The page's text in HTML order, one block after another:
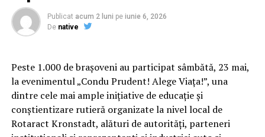
Din verificarile efectuate, inspectorii judiciari au
retinut ca sustinerile procurorului Pirlog, cuprinse in
comunicatul Asociatiei „Initiativa pentru Justitie” din
defaimator cu privire la activitatea procurorilor
Sectiei de Investigare a Infractiunilor din Justitie si,
ca atare, aduc atingere onoarei, probitatii
profesionale, precum si prestigiului justitiei.
Actiunea a fost inaintata Sectiei pentru procurori in
Publicat acum 2 luni pe iunie 6, 2026
De native
Peste 1.000 de brașoveni au participat sâmbătă, 23 mai,
la evenimentul „Condu Prudent! Alege Viața!”, una
dintre cele mai ample inițiative de educație și
conștientizare rutieră organizate la nivel local de
Rotaract Kronstadt, alături de autorități, parteneri